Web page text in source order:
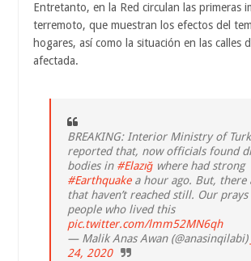
Entretanto, en la Red circulan las primeras
terremoto, que muestran los efectos del
hogares, así como la situación en las calles
afectada.
BREAKING: Interior Ministry of
reported that, now officials found
bodies in #Elazığ where had strong
#Earthquakea hour ago. But, there
that haven’t reached still. Our
people who lived this
pic.twitter.com/lmm52MN6qh
— Malik Anas Awan (@anasinqilabi)
24, 2020